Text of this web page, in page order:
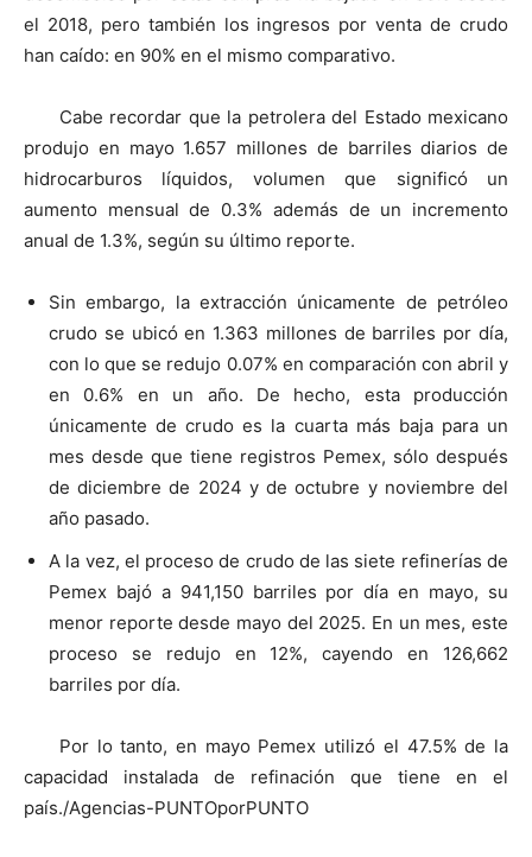
el 2018, pero también los ingresos por venta de crudo
han caído: en 90% en el mismo comparativo.
Cabe recordar que la petrolera del Estado mexicano
produjo en mayo 1.657 millones de barriles diarios de
hidrocarburos líquidos, volumen que significó un
aumento mensual de 0.3% además de un incremento
anual de 1.3%, según su último reporte.
Sin embargo, la extracción únicamente de petróleo
crudo se ubicó en 1.363 millones de barriles por día,
con lo que se redujo 0.07% en comparación con abril y
en 0.6% en un año. De hecho, esta producción
únicamente de crudo es la cuarta más baja para un
mes desde que tiene registros Pemex, sólo después
de diciembre de 2024 y de octubre y noviembre del
año pasado.
A la vez, el proceso de crudo de las siete refinerías de
Pemex bajó a 941,150 barriles por día en mayo, su
menor reporte desde mayo del 2025. En un mes, este
proceso se redujo en 12%, cayendo en 126,662
barriles por día.
Por lo tanto, en mayo Pemex utilizó el 47.5% de la
capacidad instalada de refinación que tiene en el
país./Agencias-PUNTOporPUNTO